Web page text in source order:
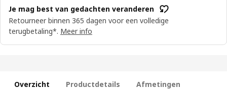
Je mag best van gedachten veranderen
Retourneer binnen 365 dagen voor een volledige
terugbetaling*. Meer info
Overzicht Productdetails Afmetingen